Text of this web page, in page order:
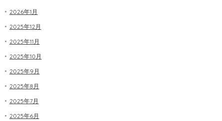
2026年1月
2025年12月
2025年11月
2025年10月
2025年9月
2025年8月
2025年7月
2025年6月